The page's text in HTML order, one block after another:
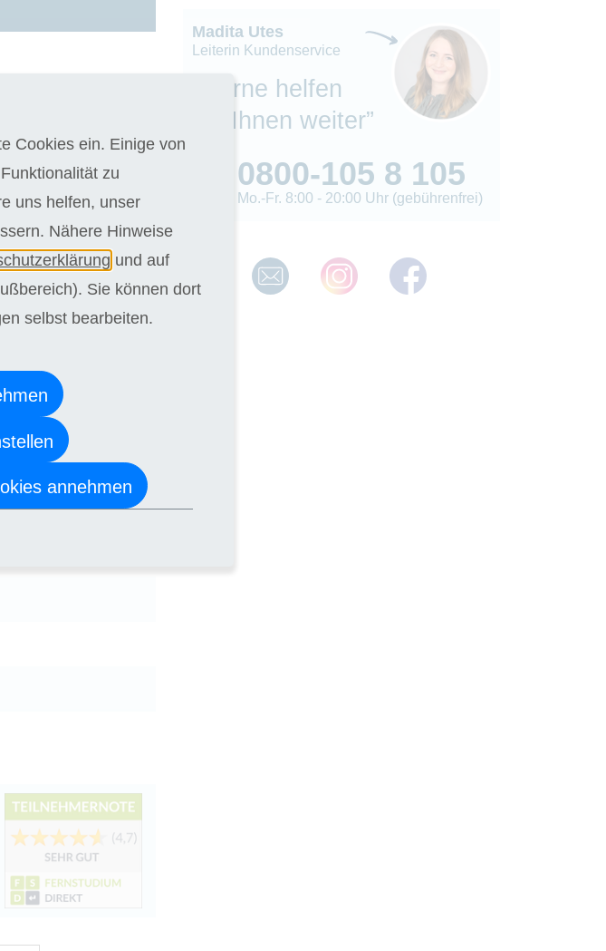
Bearbeitungszeit
schneller oder
bei langsamerem
werden.
Sie auf eine
Fachdozenten,
Zeit für Sie nehmen
flexiblen
Austausch, der
werden lässt.
Zeugnis.
Zertifikat.
Madita Utes
Leiterin Kundenservice
“Gerne helfen
wir Ihnen weiter”
0800-105 8 105
Mo.-Fr. 8:00 - 20:00 Uhr (gebührenfrei)
Cookies ein. Einige von
zu
uns helfen, unser
Nähere Hinweise
und auf
Sie können dort
selbst bearbeiten.
annehmen